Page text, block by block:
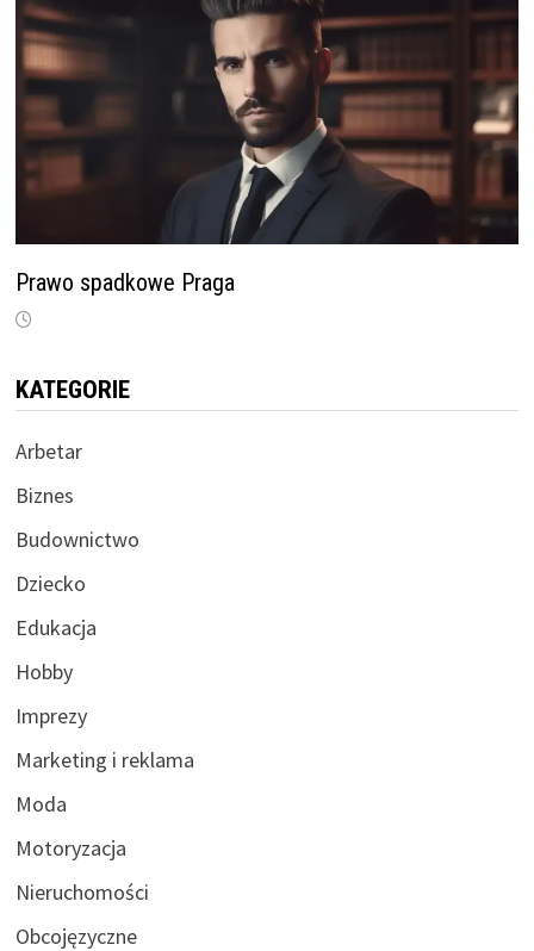
Prawo spadkowe Praga
KATEGORIE
Arbetar
Biznes
Budownictwo
Dziecko
Edukacja
Hobby
Imprezy
Marketing i reklama
Moda
Motoryzacja
Nieruchomości
Obcojęzyczne